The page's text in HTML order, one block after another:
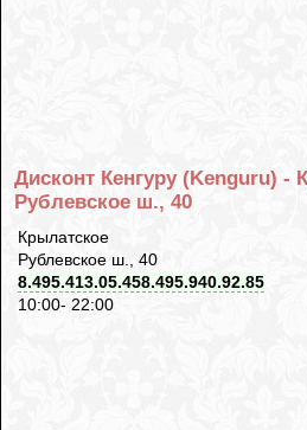
Дисконт Кенгуру (Kenguru) -
Рублевское ш., 40
Крылатское
Рублевское ш., 40
8.495.413.05.458.495.940.92.85
10:00- 22:00